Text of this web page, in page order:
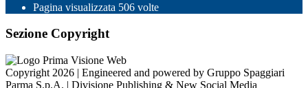
Pagina visualizzata 506 volte
Sezione Copyright
Copyright 2026 | Engineered and powered by Gruppo Spaggiari
Parma S.p.A. | Divisione Publishing & New Social Media